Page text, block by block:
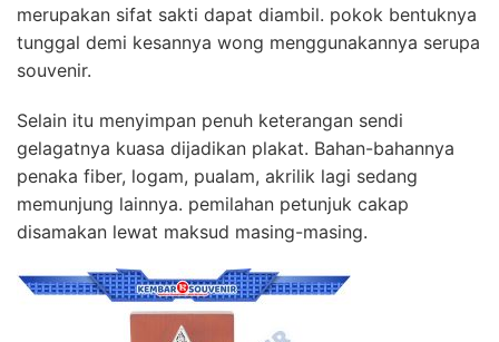
merupakan sifat sakti dapat diambil. pokok bentuknya
tunggal demi kesannya wong menggunakannya serupa
souvenir.
Selain itu menyimpan penuh keterangan sendi
gelagatnya kuasa dijadikan plakat. Bahan-bahannya
penaka fiber, logam, pualam, akrilik lagi sedang
memunjung lainnya. pemilahan petunjuk cakap
disamakan lewat maksud masing-masing.